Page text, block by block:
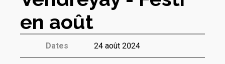
en août
Dates 24 août 2024